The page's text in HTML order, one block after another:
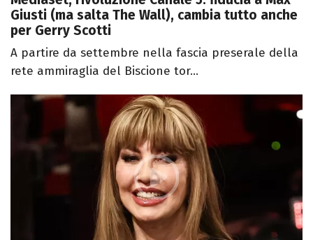
Giusti (ma salta The Wall), cambia tutto anche
per Gerry Scotti
A partire da settembre nella fascia preserale della
rete ammiraglia del Biscione tor...